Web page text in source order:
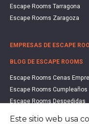
Escape Rooms Tarragona
Escape Rooms Zaragoza
EMPRESAS DE ESCAPE
BLOG DE ESCAPE ROOMS
Escape Rooms Cenas
Escape Rooms Cumpleaños
Escape Rooms Despedidas
Este sitio web usa